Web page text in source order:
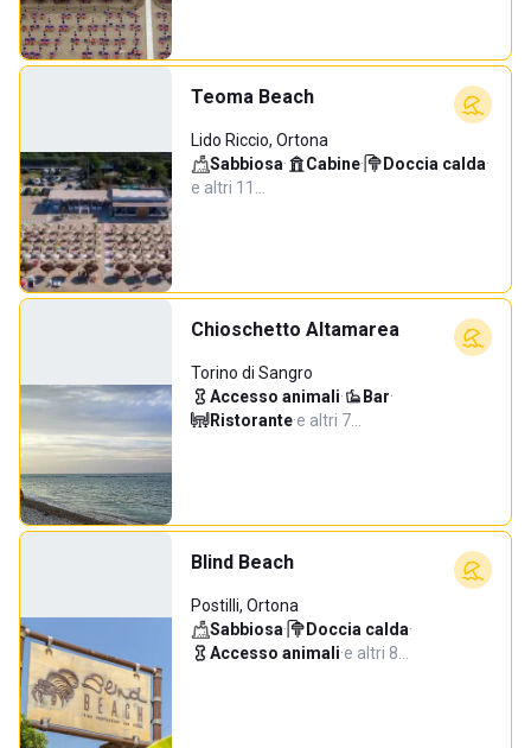
Teoma Beach
Lido Riccio, Ortona
Sabbiosa· Cabine· Doccia calda·
e altri 11…
Chioschetto Altamarea
Torino di Sangro
Accesso animali· Bar·
Ristorante·e altri 7…
Blind Beach
Postilli, Ortona
Sabbiosa· Doccia calda·
Accesso animali·e altri 8…